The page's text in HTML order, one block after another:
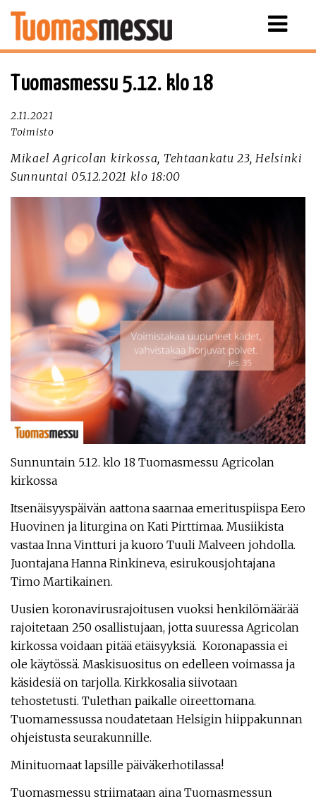
Näytä
Tuomasmessu 5.12. klo 18
2.11.2021
Toimisto
Mikael Agricolan kirkossa, Tehtaankatu 23, Helsinki
Sunnuntai 05.12.2021 klo 18:00
Sunnuntain 5.12. klo 18 Tuomasmessu Agricolan
kirkossa
Itsenäisyyspäivän aattona saarnaa emerituspiispa Eero
Huovinen ja liturgina on Kati Pirttimaa. Musiikista
vastaa Inna Vintturi ja kuoro Tuuli Malveen johdolla.
Juontajana Hanna Rinkineva, esirukousjohtajana
Timo Martikainen.
Uusien koronavirusrajoitusen vuoksi henkilömäärää
rajoitetaan 250 osallistujaan, jotta suuressa Agricolan
kirkossa voidaan pitää etäisyyksiä. Koronapassia ei
ole käytössä. Maskisuositus on edelleen voimassa ja
käsidesiä on tarjolla. Kirkkosalia siivotaan
tehostetusti. Tulethan paikalle oireettomana.
Tuomamessussa noudatetaan Helsigin hiippakunnan
ohjeistusta seurakunnille.
Minituomaat lapsille päiväkerhotilassa!
Tuomasmessu striimataan aina Tuomasmessun